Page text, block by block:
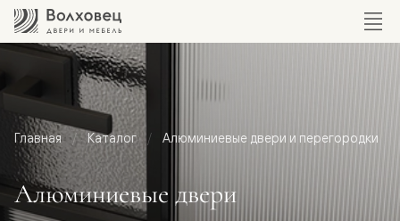
Главная Каталог Алюминиевые двери и перегородки
Алюминиевые двери